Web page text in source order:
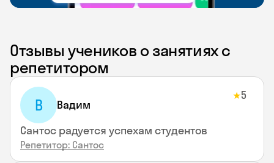
Отзывы учеников о занятиях с
репетитором
В Вадим
★5
Сантос радуется успехам студентов
Репетитор: Сантос